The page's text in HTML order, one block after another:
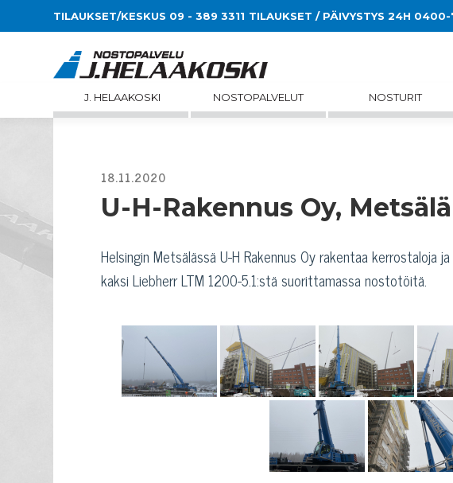
TILAUKSET/KESKUS 09 - 389 3311 TILAUKSET / PÄIVYSTYS 24H
J. HELAAKOSKI NOSTOPALVELUT NOSTURIT
U-H-Rakennus Oy, Metsälä
Helsingin Metsälässä U-H Rakennus Oy rakentaa kerrostaloja
kaksi Liebherr LTM 1200-5.1:stä suorittamassa nostotöitä.